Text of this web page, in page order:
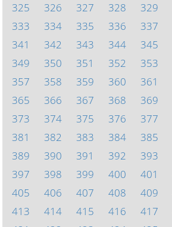
325
326 327 328 329
333
334 335 336 337
341
342 343 344 345
349
350 351 352 353
357
358 359 360 361
365
366 367 368 369
373
374 375 376 377
381
382 383 384 385
389
390 391 392 393
397
398 399 400 401
405
406 407 408 409
413
414 415 416 417